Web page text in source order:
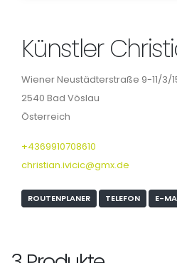
Künstler
Wiener Neustädterstraße 9-11/3/
2540 Bad Vöslau
Österreich
+4369910708610
christian.ivicic@gmx.de
ROUTENPLANER TELEFON E-